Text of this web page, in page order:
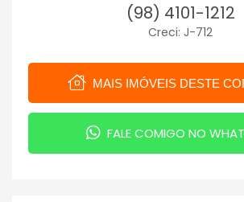
(98) 4101-1212
Creci: J-712
MAIS IMÓVEIS DESTE
FALE COMIGO NO